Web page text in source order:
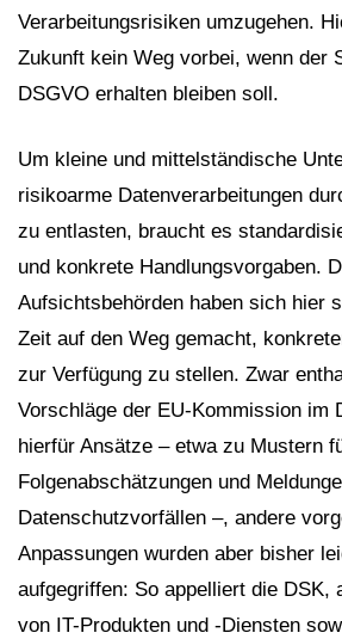
Verarbeitungsrisiken umzugehen.
Zukunft kein Weg vorbei, wenn der
DSGVO erhalten bleiben soll.
Um kleine und mittelständische
risikoarme Datenverarbeitungen
zu entlasten, braucht es
und konkrete Handlungsvorgaben.
Aufsichtsbehörden haben sich hier
Zeit auf den Weg gemacht,
zur Verfügung zu stellen. Zwar
Vorschläge der EU-Kommission im
hierfür Ansätze – etwa zu Mustern
Folgenabschätzungen und
Datenschutzvorfällen –, andere
Anpassungen wurden aber bisher
aufgegriffen: So appelliert die DSK,
von IT-Produkten und -Diensten